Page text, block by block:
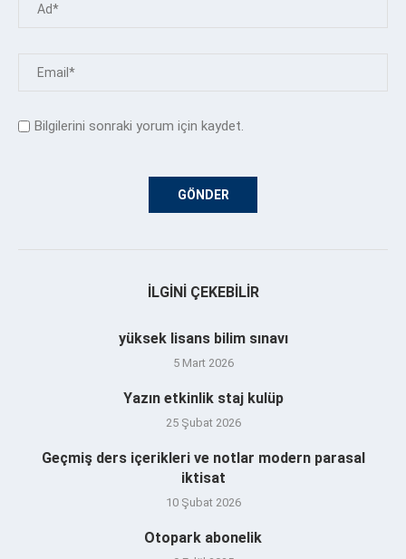
Bilgilerini sonraki yorum için kaydet.
İLGINI ÇEKEBILIR
yüksek lisans bilim sınavı
5 Mart 2026
Yazın etkinlik staj kulüp
25 Şubat 2026
Geçmiş ders içerikleri ve notlar modern parasal
iktisat
10 Şubat 2026
Otopark abonelik